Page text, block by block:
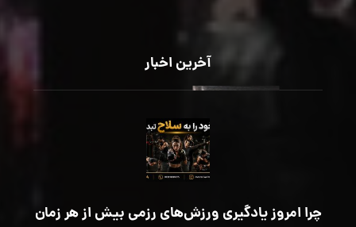
آخرین اخبار
چرا امروز یادگیری ورزش‌های رزمی بیش از هر زمان